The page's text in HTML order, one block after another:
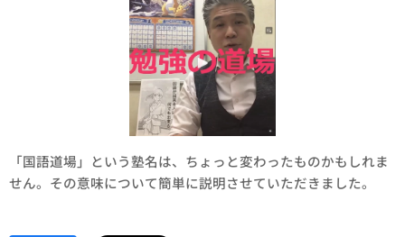
「国語道場」という塾名は、ちょっと変わったものかもしれま
せん。その意味について簡単に説明させていただきました。